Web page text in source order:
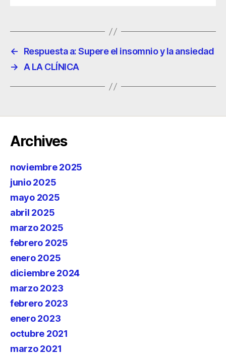
←
Respuesta a: Supere el insomnio y la ansiedad
→
A LA CLÍNICA
Archives
noviembre 2025
junio 2025
mayo 2025
abril 2025
marzo 2025
febrero 2025
enero 2025
diciembre 2024
marzo 2023
febrero 2023
enero 2023
octubre 2021
marzo 2021